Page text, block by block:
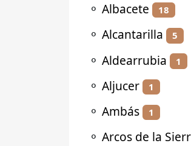
⚬ Albacete 18
⚬ Alcantarilla 5
⚬ Aldearrubia 1
⚬ Aljucer 1
⚬ Ambás 1
⚬ Arcos de la